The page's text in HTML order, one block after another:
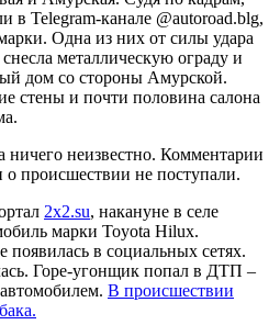
в Telegram-канале @autoroad.blg,
Одна из них от силы удара
металлическую ограду и
дом со стороны Амурской.
стены и почти половина салона
неизвестно. Комментарии
о происшествии не поступали.
2x2.su, накануне в селе
марки Toyota Hilux.
в социальных сетях.
Горе-угонщик попал в ДТП –
В происшествии